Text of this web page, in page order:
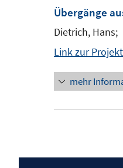
Übergänge
Dietrich, Hans;
Link zur
mehr